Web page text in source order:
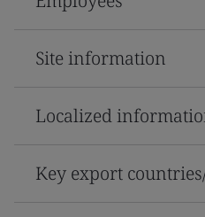
Site information
Localized
Key export